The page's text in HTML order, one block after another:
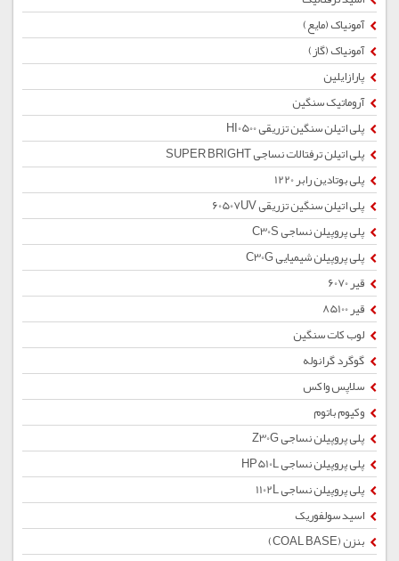
آمونیاک (مایع)
آمونیاک (گاز)
پارازایلین
آروماتیک سنگین
پلی اتیلن سنگین تزریقی HI0500
پلی اتیلن ترفتالات نساجی SUPER BRIGHT
پلی بوتادین رابر 1220
پلی اتیلن سنگین تزریقی 60507UV
پلی پروپیلن نساجی C30S
پلی پروپیلن شیمیایی C30G
قیر 6070
قیر 85100
لوب کات سنگین
گوگرد گرانوله
سلاپس واکس
وکیوم باتوم
پلی پروپیلن نساجی Z30G
پلی پروپیلن نساجی HP510L
پلی پروپیلن نساجی 1102L
اسید سولفوریک
بنزن (COAL BASE)